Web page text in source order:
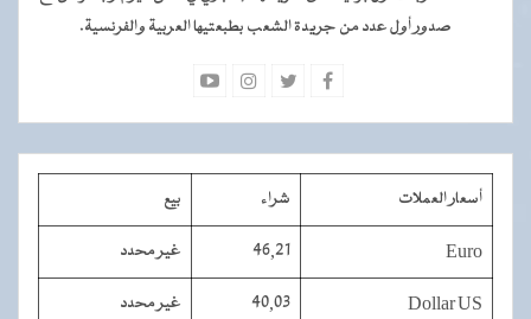
صدور أول عدد من جريدة الشعب بطبعتيها العربية والفرنسية.
أسعار العملات شراء بيع
Euro
46,21 غير محدد
Dollar US
40,03 غير محدد